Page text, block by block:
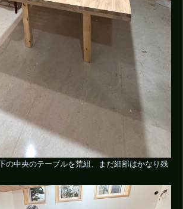
の中央のテーブルを荒組、まだ細部はかなり残